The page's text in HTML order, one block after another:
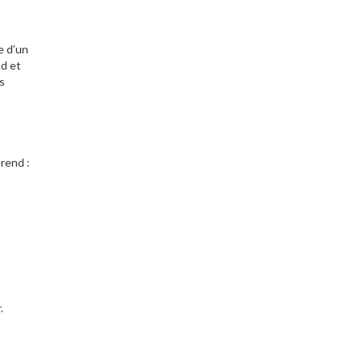
d’un
et
: